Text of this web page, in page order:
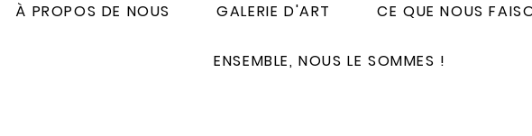
À PROPOS DE NOUS GALERIE D'ART CE QUE NOUS
ENSEMBLE, NOUS LE SOMMES !